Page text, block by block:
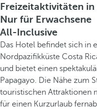
Freizeitaktivitäten
Nur für Erwachsene
All-Inclusive
Das Hotel befindet sich in
Nordpazifikküste Costa
und bietet einen
Papagayo. Die Nähe zum
touristischen Attraktionen
für einen Kurzurlaub